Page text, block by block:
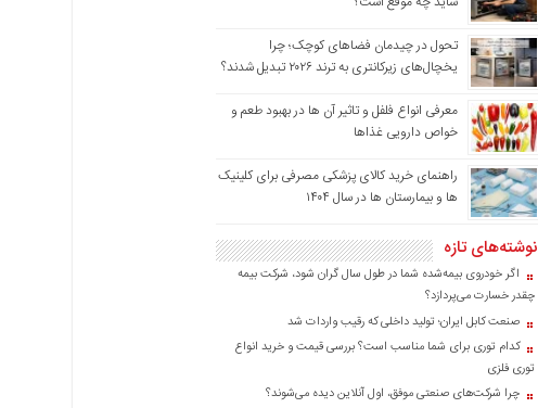
تحول در چیدمان فضاهای کوچک؛ چرا
یخچال‌های زیرکانتری به ترند ۲۰۲۶ تبدیل شدند؟
معرفی انواع فلفل و تاثیر آن ‌ها در بهبود طعم و
خواص دارویی غذاها
راهنمای خرید کالای پزشکی مصرفی برای کلینیک
ها و بیمارستان ها در سال ۱۴۰۴
نوشته‌های تازه
اگر خودروی بیمه‌شده شما در طول سال گران شود، شرکت بیمه
چقدر خسارت می‌پردازد؟
صنعت کابل ایران؛ تولید داخلی که رقیب واردات شد
کدام توری برای شما مناسب است؟ بررسی قیمت و خرید انواع
توری فلزی
چرا شرکت‌های صنعتی موفق، اول آنلاین دیده می‌شوند؟